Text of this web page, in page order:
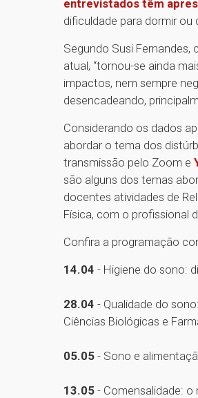
entrevistados têm
dificuldade para dormir ou
Segundo Susi
atual, “tornou-se ainda
impactos, nem sempre
desencadeando,
Considerando os dados
abordar o tema dos
transmissão pelo Zoom e
são alguns dos temas
docentes atividades de
Física, com o profissional
Confira a programação
14.04 - Higiene do sono:
28.04 - Qualidade do
Ciências Biológicas e
05.05 - Sono e
13.05 - Comensalidade: